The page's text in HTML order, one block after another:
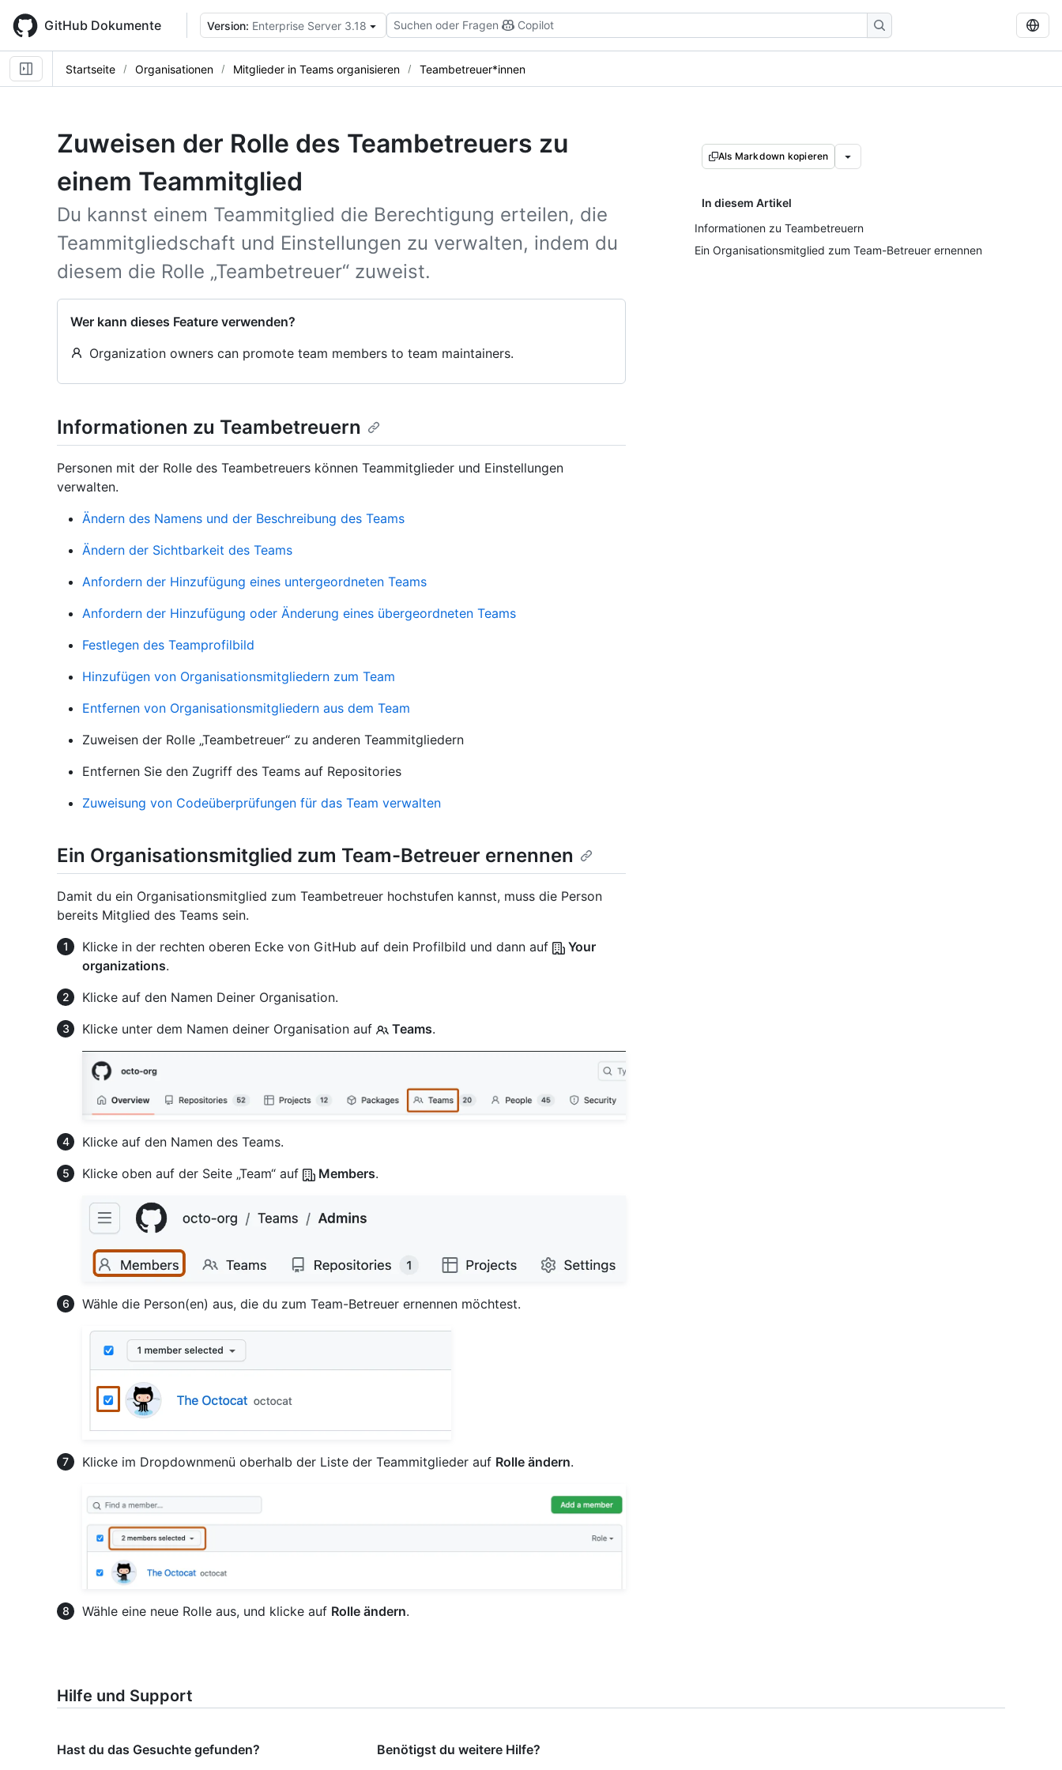
main
content
GitHub Dokumente Version: Enterprise Server 3.18 Suchen oder Fragen Copilot
Startseite Organisationen Mitglieder in Teams organisieren Teambetreuer*innen
Zuweisen der Rolle des Teambetreuers zu
einem Teammitglied
Du kannst einem Teammitglied die Berechtigung erteilen, die
Teammitgliedschaft und Einstellungen zu verwalten, indem du
diesem die Rolle „Teambetreuer“ zuweist.
Wer kann dieses Feature verwenden?
Organization owners can promote team members to team maintainers.
Als Markdown kopieren
In diesem Artikel
Informationen zu Teambetreuern
Ein Organisationsmitglied zum Team-Betreuer ernennen
Informationen zu Teambetreuern
Personen mit der Rolle des Teambetreuers können Teammitglieder und Einstellungen
verwalten.
Ändern des Namens und der Beschreibung des Teams
Ändern der Sichtbarkeit des Teams
Anfordern der Hinzufügung eines untergeordneten Teams
Anfordern der Hinzufügung oder Änderung eines übergeordneten Teams
Festlegen des Teamprofilbild
Hinzufügen von Organisationsmitgliedern zum Team
Entfernen von Organisationsmitgliedern aus dem Team
Zuweisen der Rolle „Teambetreuer“ zu anderen Teammitgliedern
Entfernen Sie den Zugriff des Teams auf Repositories
Zuweisung von Codeüberprüfungen für das Team verwalten
Ein Organisationsmitglied zum Team-Betreuer ernennen
Damit du ein Organisationsmitglied zum Teambetreuer hochstufen kannst, muss die Person
bereits Mitglied des Teams sein.
Klicke in der rechten oberen Ecke von GitHub auf dein Profilbild und dann auf
Your
organizations.
Klicke auf den Namen Deiner Organisation.
Klicke unter dem Namen deiner Organisation auf
Teams.
Klicke auf den Namen des Teams.
Klicke oben auf der Seite „Team“ auf
Members.
Wähle die Person(en) aus, die du zum Team-Betreuer ernennen möchtest.
Klicke im Dropdownmenü oberhalb der Liste der Teammitglieder auf Rolle ändern.
Wähle eine neue Rolle aus, und klicke auf Rolle ändern.
Hilfe und Support
Hast du das Gesuchte gefunden? Benötigst du weitere Hilfe?